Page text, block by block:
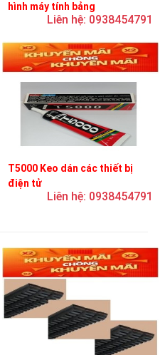
hình máy tính bảng
Liên hệ: 0938454791
T5000 Keo dán các thiết bị
điện tử
Liên hệ: 0938454791